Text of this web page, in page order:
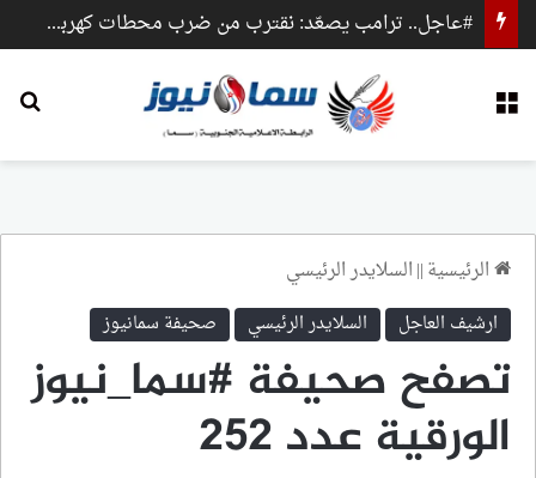
#عاجل.. ترامب يصعّد: نقترب من ضرب محطات كهرباء وجسور داخل إيران
الرئيسية||السلايدر الرئيسي
ارشيف العاجل السلايدر الرئيسي صحيفة سمانيوز
تصفح صحيفة #سما_نيوز
الورقية عدد 252